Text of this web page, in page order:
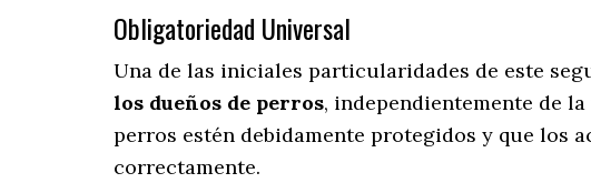
Obligatoriedad Universal
Una de las iniciales particularidades de este
los dueños de perros, independientemente de
perros estén debidamente protegidos y que los
correctamente.